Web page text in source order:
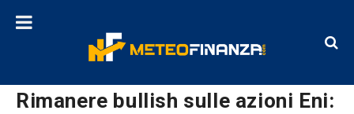
Rimanere bullish sulle azioni Eni: